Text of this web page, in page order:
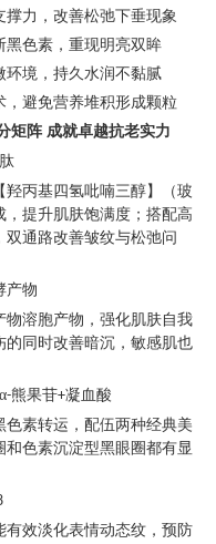
力，改善松弛下垂现象
黑色素，重现明亮双眸
环境，持久水润不黏腻
避免营养堆积形成颗粒
矩阵 成就卓越抗老实力
丙基四氢吡喃三醇】（玻
提升肌肤饱满度；搭配高
通路改善皱纹与松弛问
产物
溶胞产物，强化肌肤自我
同时改善暗沉，敏感肌也
-熊果苷+凝血酸
素转运，配伍两种经典美
色素沉淀型黑眼圈都有显
效淡化表情动态纹，预防